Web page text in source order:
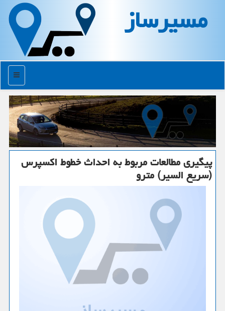
مسیرساز
منو
پیگیری مطالعات مربوط به احداث خطوط اكسپرس
(سریع السیر) مترو